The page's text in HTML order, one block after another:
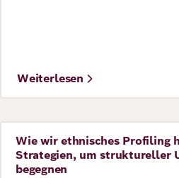
Weiterlesen
Perspective
Wie wir ethnisches Profiling
Strategien, um struktureller
begegnen